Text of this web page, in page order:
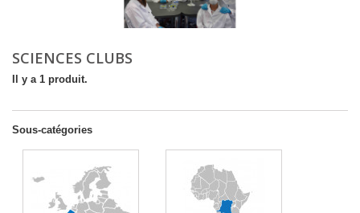
SCIENCES CLUBS
Il y a 1 produit.
Sous-catégories